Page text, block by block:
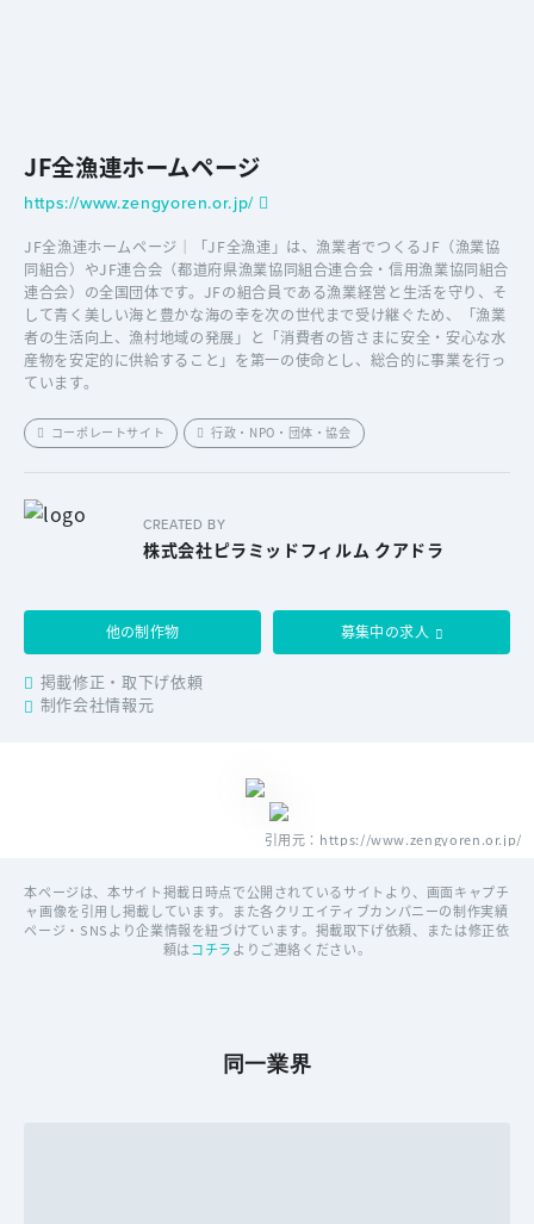
JF全漁連ホームページ
https://www.zengyoren.or.jp/
JF全漁連ホームページ｜「JF全漁連」は、漁業者でつくるJF（漁業協
同組合）やJF連合会（都道府県漁業協同組合連合会・信用漁業協同組合
連合会）の全国団体です。JFの組合員である漁業経営と生活を守り、そ
して青く美しい海と豊かな海の幸を次の世代まで受け継ぐため、「漁業
者の生活向上、漁村地域の発展」と「消費者の皆さまに安全・安心な水
産物を安定的に供給すること」を第一の使命とし、総合的に事業を行っ
ています。
コーポレートサイト 行政・NPO・団体・協会
CREATED BY
株式会社ピラミッドフィルム クアドラ
他の制作物 募集中の求人
掲載修正・取下げ依頼
制作会社情報元
引用元：https://www.zengyoren.or.jp/
本ページは、本サイト掲載日時点で公開されているサイトより、画面キャプチ
ャ画像を引用し掲載しています。また各クリエイティブカンパニーの制作実績
ページ・SNSより企業情報を紐づけています。掲載取下げ依頼、または修正依
頼はコチラよりご連絡ください。
同一業界